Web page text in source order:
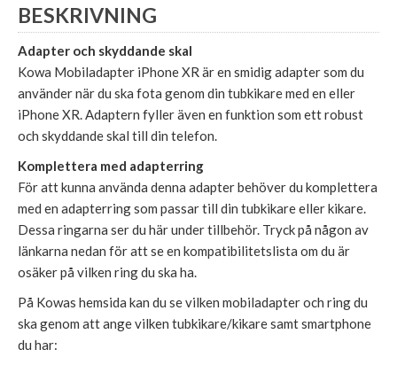
BESKRIVNING
Adapter och skyddande skal
Kowa Mobiladapter iPhone XR är en smidig adapter som du
använder när du ska fota genom din tubkikare med en eller
iPhone XR. Adaptern fyller även en funktion som ett robust
och skyddande skal till din telefon.
Komplettera med adapterring
För att kunna använda denna adapter behöver du komplettera
med en adapterring som passar till din tubkikare eller kikare.
Dessa ringarna ser du här under tillbehör. Tryck på någon av
länkarna nedan för att se en kompatibilitetslista om du är
osäker på vilken ring du ska ha.
På Kowas hemsida kan du se vilken mobiladapter och ring du
ska genom att ange vilken tubkikare/kikare samt smartphone
du har: